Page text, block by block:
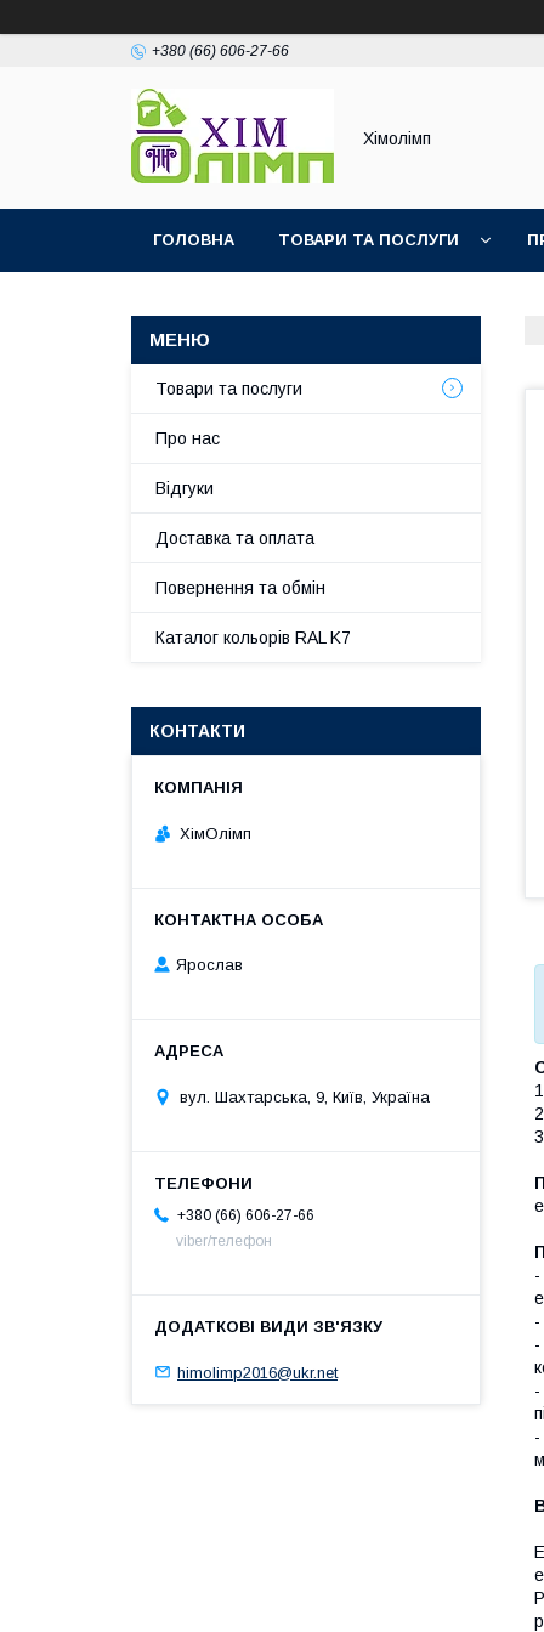
+380 (66) 606-27-66
Хімолімп
ГОЛОВНА ТОВАРИ ТА ПОСЛУГИ
-
-
-
-
-
Товари та послуги
Про нас
Відгуки
Доставка та оплата
Повернення та обмін
Каталог кольорів RAL K7
КОНТАКТИ
ХімОлімп
Ярослав
вул. Шахтарська, 9, Київ, Україна
+380 (66) 606-27-66
viber/телефон
himolimp2016@ukr.net